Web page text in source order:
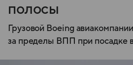
полосы
Грузовой Boeing
за пределы ВПП при посадке